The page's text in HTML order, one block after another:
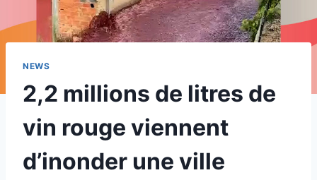
NEWS
2,2 millions de litres de
vin rouge viennent
d’inonder une ville